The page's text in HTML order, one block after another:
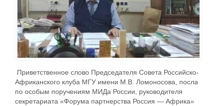
Приветственное слово Председателя Совета Российско-
Африканского клуба МГУ имени М.В. Ломоносова, посла
по особым поручениям МИДа России, руководителя
секретариата «Форума партнерства Россия — Африка»